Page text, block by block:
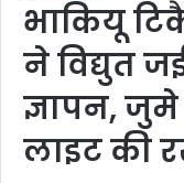
भाकियू
ने विद्युत
ज्ञापन,
लाइट की